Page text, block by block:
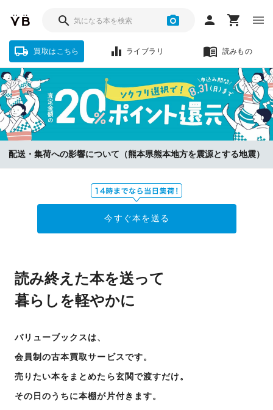
買取はこちら ライブラリ 読みもの
配送・集荷への影響について（熊本県熊本地方を震源とする地震）
今すぐ本を送る
読み終えた本を送って
暮らしを軽やかに
バリューブックスは、
会員制の古本買取サービスです。
売りたい本をまとめたら玄関で渡すだけ。
その日のうちに本棚が片付きます。